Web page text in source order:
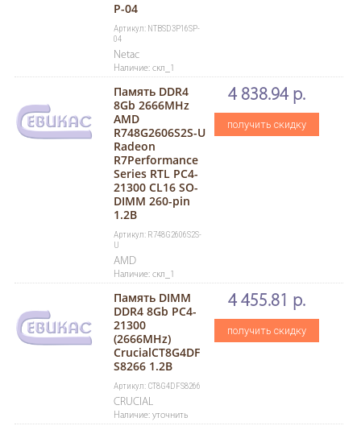
P-04
Артикул: NTBSD3P16SP-
04
Netac
Наличие: скл_1
Память DDR4
8Gb 2666MHz
AMD
R748G2606S2S-U
Radeon
R7Performance
Series RTL PC4-
21300 CL16 SO-
DIMM 260-pin
1.2В
Артикул: R748G2606S2S-
U
AMD
Наличие: скл_1
4 838.94 р.
получить скидку
Память DIMM
DDR4 8Gb PC4-
21300
(2666MHz)
CrucialCT8G4DF
S8266 1.2B
Артикул: CT8G4DFS8266
CRUCIAL
Наличие: уточнить
4 455.81 р.
получить скидку